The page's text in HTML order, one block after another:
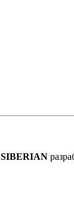
SIBERIAN